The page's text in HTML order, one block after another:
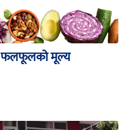
फलफूलको मूल्य